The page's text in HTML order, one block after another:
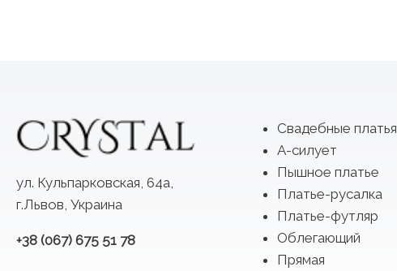
ул. Кульпарковская, 64а,
г.Львов, Украина
+38 (067) 675 51 78
Свадебные платья
А-силует
Пышное платье
Платье-русалка
Платье-футляр
Облегающий
Прямая